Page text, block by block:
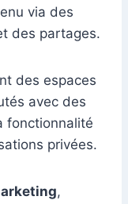
via des
des partages.
des espaces
avec des
fonctionnalité
privées.
,